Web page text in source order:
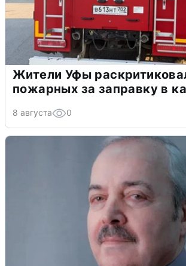
Жители Уфы
пожарных за заправку в
8 августа 0